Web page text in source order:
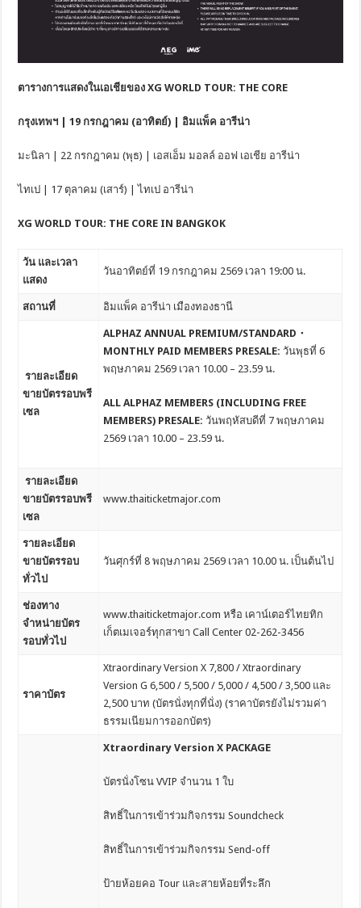
ตารางการแสดงในเอเชียของ XG WORLD TOUR: THE CORE
กรุงเทพฯ | 19 กรกฎาคม (อาทิตย์) | อิมแพ็ค อารีน่า
มะนิลา | 22 กรกฎาคม (พุธ) | เอสเอ็ม มอลล์ ออฟ เอเชีย อารีน่า
ไทเป | 17 ตุลาคม (เสาร์) | ไทเป อารีน่า
XG WORLD TOUR: THE CORE IN BANGKOK
วัน และเวลา
แสดง
วันอาทิตย์ที่ 19 กรกฎาคม 2569 เวลา 19:00 น.
สถานที่ อิมแพ็ค อารีน่า เมืองทองธานี
รายละเอียด
ขายบัตรรอบพรี
เซล
ALPHAZ ANNUAL PREMIUM/STANDARD ・
MONTHLY PAID MEMBERS PRESALE: วันพุธที่ 6
พฤษภาคม 2569 เวลา 10.00 – 23.59 น.
ALL ALPHAZ MEMBERS (INCLUDING FREE
MEMBERS) PRESALE: วันพฤหัสบดีที่ 7 พฤษภาคม
2569 เวลา 10.00 – 23.59 น.
รายละเอียด
ขายบัตรรอบพรี
เซล
www.thaiticketmajor.com
รายละเอียด
ขายบัตรรอบ
ทั่วไป
วันศุกร์ที่ 8 พฤษภาคม 2569 เวลา 10.00 น. เป็นต้นไป
ช่องทาง
จำหน่ายบัตร
รอบทั่วไป
www.thaiticketmajor.com หรือ เคาน์เตอร์ไทยทิก
เก็ตเมเจอร์ทุกสาขา Call Center 02-262-3456
ราคาบัตร
Xtraordinary Version X 7,800 / Xtraordinary
Version G 6,500 / 5,500 / 5,000 / 4,500 / 3,500 และ
2,500 บาท (บัตรนั่งทุกที่นั่ง) (ราคาบัตรยังไม่รวมค่า
ธรรมเนียมการออกบัตร)
Xtraordinary Version X PACKAGE
บัตรนั่งโซน VVIP จำนวน 1 ใบ
สิทธิ์ในการเข้าร่วมกิจกรรม Soundcheck
สิทธิ์ในการเข้าร่วมกิจกรรม Send-off
ป้ายห้อยคอ Tour และสายห้อยที่ระลึก